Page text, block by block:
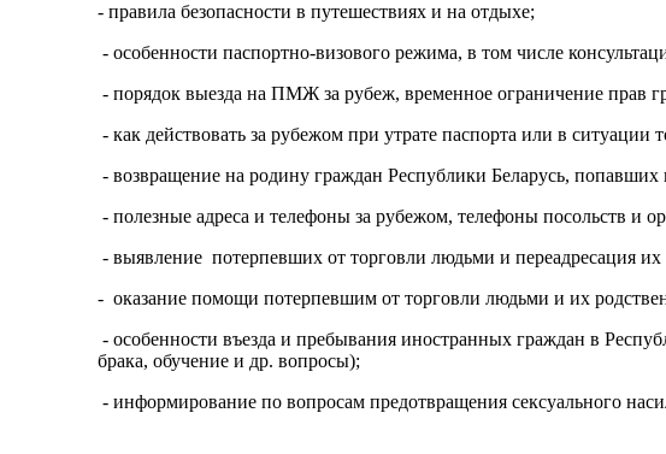
- правила безопасности в путешествиях и на отдыхе;
- особенности паспортно-визового режима, в том числе
- порядок выезда на ПМЖ за рубеж, временное ограничение прав
- как действовать за рубежом при утрате паспорта или в ситуации
- возвращение на родину граждан Республики Беларусь,
- полезные адреса и телефоны за рубежом, телефоны посольств и
- выявление потерпевших от торговли людьми и переадресация
- оказание помощи потерпевшим от торговли людьми и их
- особенности въезда и пребывания иностранных граждан в
брака, обучение и др. вопросы);
- информирование по вопросам предотвращения сексуального